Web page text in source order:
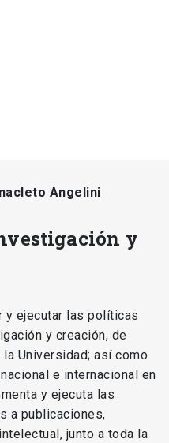
Angelini
y
y ejecutar las políticas
y creación, de
Universidad; así como
e internacional en
y ejecuta las
a publicaciones,
junto a toda la